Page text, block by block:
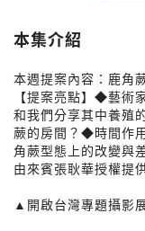
本集介紹
本週提案內容：鹿角
【提案亮點】◆藝術
和我們分享其中養殖
蕨的房間？◆時間作
角蕨型態上的改變與
由來賓張耿華授權提
▲開啟台灣專題攝影